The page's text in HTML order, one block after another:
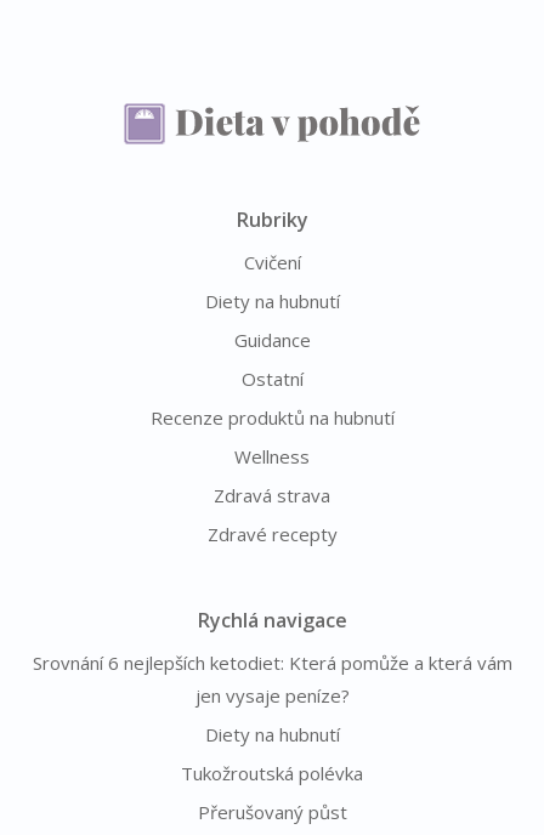
Rubriky
Cvičení
Diety na hubnutí
Guidance
Ostatní
Recenze produktů na hubnutí
Wellness
Zdravá strava
Zdravé recepty
Rychlá navigace
Srovnání 6 nejlepších ketodiet: Která pomůže a která vám
jen vysaje peníze?
Diety na hubnutí
Tukožroutská polévka
Přerušovaný půst